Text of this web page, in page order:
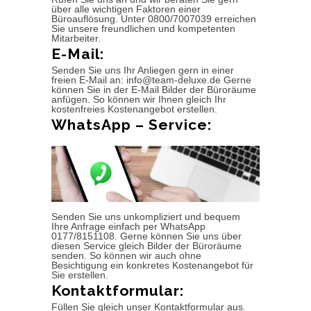
über alle wichtigen Faktoren einer
Büroauflösung. Unter 0800/7007039 erreichen
Sie unsere freundlichen und kompetenten
Mitarbeiter.
E-Mail:
Senden Sie uns Ihr Anliegen gern in einer
freien E-Mail an: info@team-deluxe.de Gerne
können Sie in der E-Mail Bilder der Büroräume
anfügen. So können wir Ihnen gleich Ihr
kostenfreies Kostenangebot erstellen.
WhatsApp – Service:
Senden Sie uns unkompliziert und bequem
Ihre Anfrage einfach per WhatsApp
0177/8151108. Gerne können Sie uns über
diesen Service gleich Bilder der Büroräume
senden. So können wir auch ohne
Besichtigung ein konkretes Kostenangebot für
Sie erstellen.
Kontaktformular:
Füllen Sie gleich unser Kontaktformular aus.